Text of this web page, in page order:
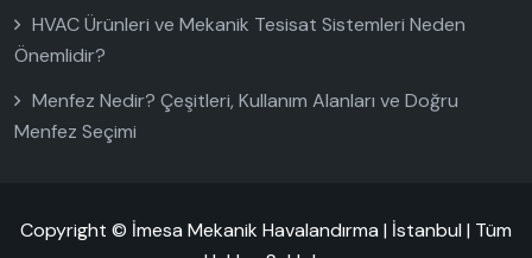
HVAC Ürünleri ve Mekanik Tesisat Sistemleri Neden
Önemlidir?
Menfez Nedir? Çeşitleri, Kullanım Alanları ve Doğru
Menfez Seçimi
Copyright © İmesa Mekanik Havalandırma | İstanbul | Tüm